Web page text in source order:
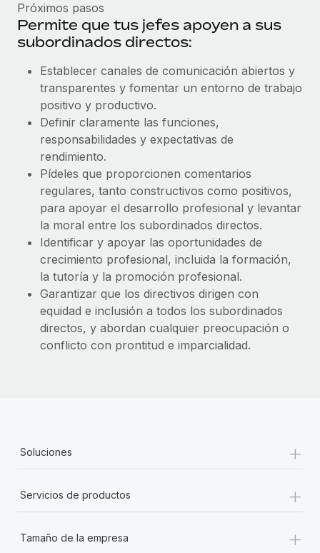
Próximos pasos
Permite que tus jefes apoyen a sus
subordinados directos:
Establecer canales de comunicación abiertos y
transparentes y fomentar un entorno de trabajo
positivo y productivo.
Definir claramente las funciones,
responsabilidades y expectativas de
rendimiento.
Pídeles que proporcionen comentarios
regulares, tanto constructivos como positivos,
para apoyar el desarrollo profesional y levantar
la moral entre los subordinados directos.
Identificar y apoyar las oportunidades de
crecimiento profesional, incluida la formación,
la tutoría y la promoción profesional.
Garantizar que los directivos dirigen con
equidad e inclusión a todos los subordinados
directos, y abordan cualquier preocupación o
conflicto con prontitud e imparcialidad.
Soluciones +
Servicios de productos +
Tamaño de la empresa +